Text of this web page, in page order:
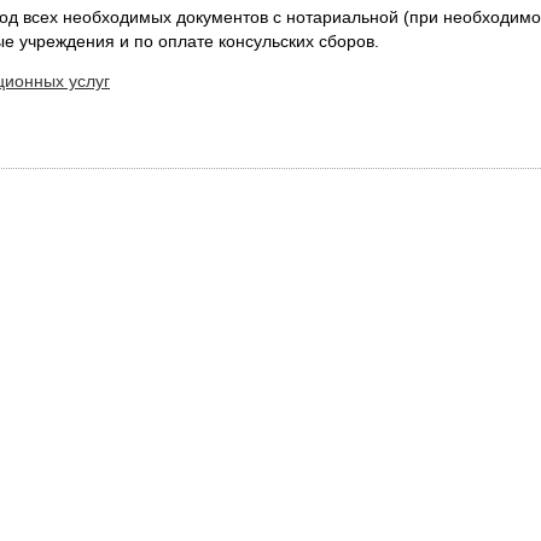
всех необходимых документов с нотариальной (при
учреждения и по оплате консульских сборов.
услуг